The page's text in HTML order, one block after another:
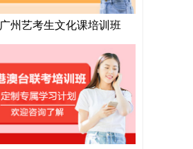
广州艺考生文化课培训班